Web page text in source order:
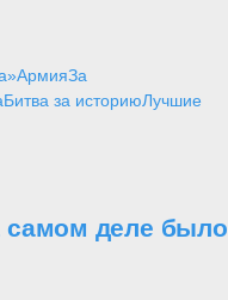
АрмияЗа
Битва за историюЛучшие
самом деле было